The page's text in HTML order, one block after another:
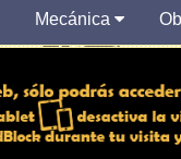
Mecánica